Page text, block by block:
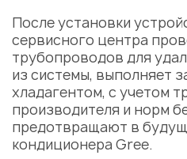
После установки
сервисного центра
трубопроводов для
из системы, выполняет
хладагентом, с учетом
производителя и норм
предотвращают в
кондиционера Gree.